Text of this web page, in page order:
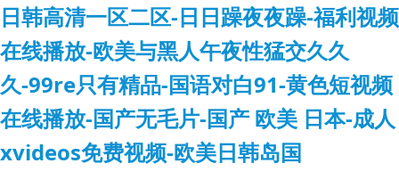
日韩高清一区二区-日日躁夜夜躁-福利视频
在线播放-欧美与黑人午夜性猛交久久
久-99re只有精品-国语对白91-黄色短视频
在线播放-国产无毛片-国产 欧美 日本-成人
xvideos免费视频-欧美日韩岛国